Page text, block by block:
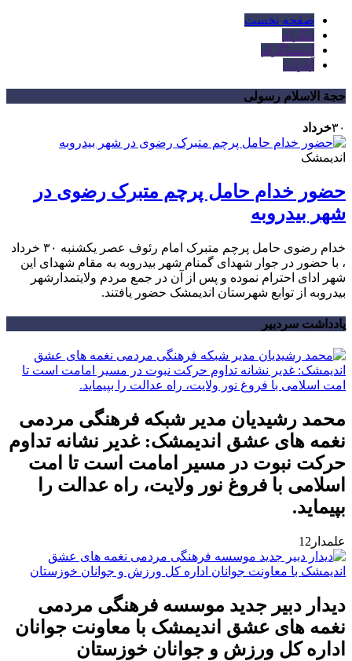
صفحه نخست
تلگرام
اینستاگرام
آپارات
حجة الاسلام رسولی
۳۰خرداد
اندیمشک
حضور خدام حامل پرچم متبرک رضوی در
شهر بیدروبه
خدام رضوی حامل پرچم متبرک امام رئوف عصر یکشنبه ۳۰ خرداد
، با حضور در جوار شهدای گمنام شهر بیدروبه به مقام شهدای این
شهر ادای احترام نموده و پس از آن در جمع مردم ولایتمدارشهر
بیدروبه از توابع شهرستان اندیمشک حضور یافتند.
یادداشت سردبیر
محمد رشیدیان مدیر شبکه فرهنگی مردمی
نغمه های عشق اندیمشک: غدیر نشانه تداوم
حرکت نبوت در مسیر امامت است تا امت
اسلامی با فروغ نور ولایت، راه عدالت را
بپیماید.
علمدار12
دیدار دبیر جدید موسسه فرهنگی مردمی
نغمه های عشق اندیمشک با معاونت جوانان
اداره کل ورزش و جوانان خوزستان